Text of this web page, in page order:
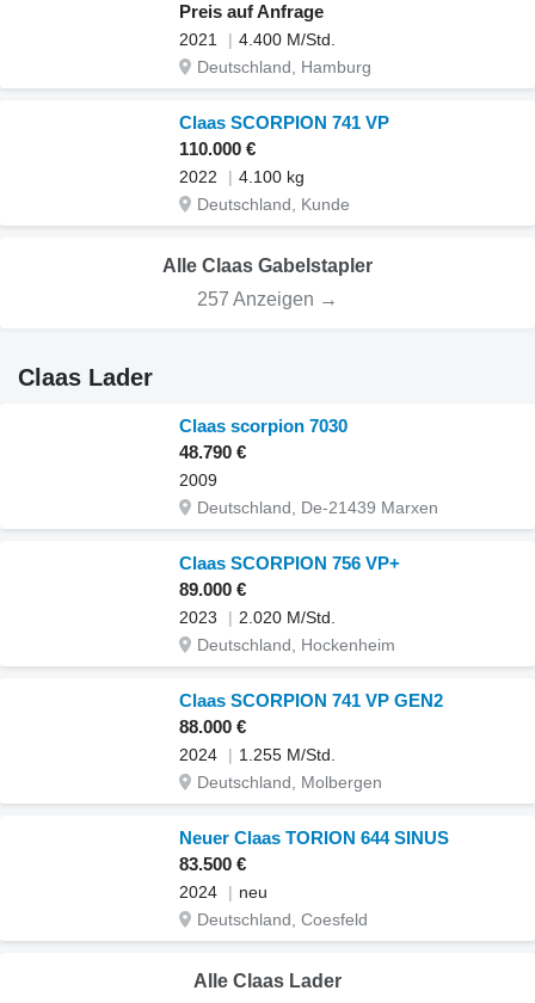
Preis auf Anfrage
2021
4.400 M/Std.
Deutschland, Hamburg
Claas SCORPION 741 VP
110.000 €
2022
4.100 kg
Deutschland, Kunde
Alle Claas Gabelstapler
257 Anzeigen →
Claas Lader
Claas scorpion 7030
48.790 €
2009
Deutschland, De-21439 Marxen
Claas SCORPION 756 VP+
89.000 €
2023
2.020 M/Std.
Deutschland, Hockenheim
Claas SCORPION 741 VP GEN2
88.000 €
2024
1.255 M/Std.
Deutschland, Molbergen
Neuer Claas TORION 644 SINUS
83.500 €
2024
neu
Deutschland, Coesfeld
Alle Claas Lader